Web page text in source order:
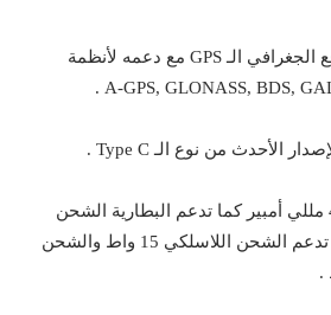
يدعم الهاتف تحديد الموقع الجغرافي الـ GPS مع دعمه لأنظمة
البطارية تأتي بسعة 4500 مللي أمبير كما تدعم البطارية الشحن
السريع بقوة 25 واط كما تدعم الشحن اللاسلكي 15 واط والشحن